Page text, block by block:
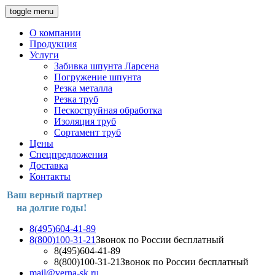
toggle menu
О компании
Продукция
Услуги
Забивка шпунта Ларсена
Погружение шпунта
Резка металла
Резка труб
Пескоструйная обработка
Изоляция труб
Сортамент труб
Цены
Спецпредложения
Доставка
Контакты
Ваш верный партнер
на долгие годы!
8(495)604-41-89
8(800)100-31-21Звонок по России бесплатный
8(495)604-41-89
8(800)100-31-21Звонок по России бесплатный
mail@verna-sk.ru